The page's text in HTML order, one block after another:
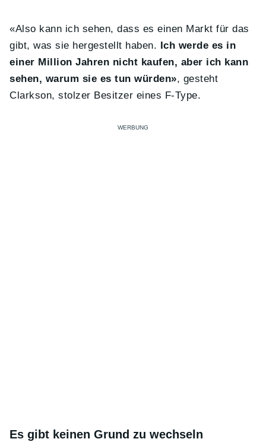
«Also kann ich sehen, dass es einen Markt für das
gibt, was sie hergestellt haben.
Ich werde es in
einer Million Jahren nicht kaufen, aber ich kann
sehen, warum sie es tun würden», gesteht
Clarkson, stolzer Besitzer eines F-Type.
Es gibt keinen Grund zu wechseln